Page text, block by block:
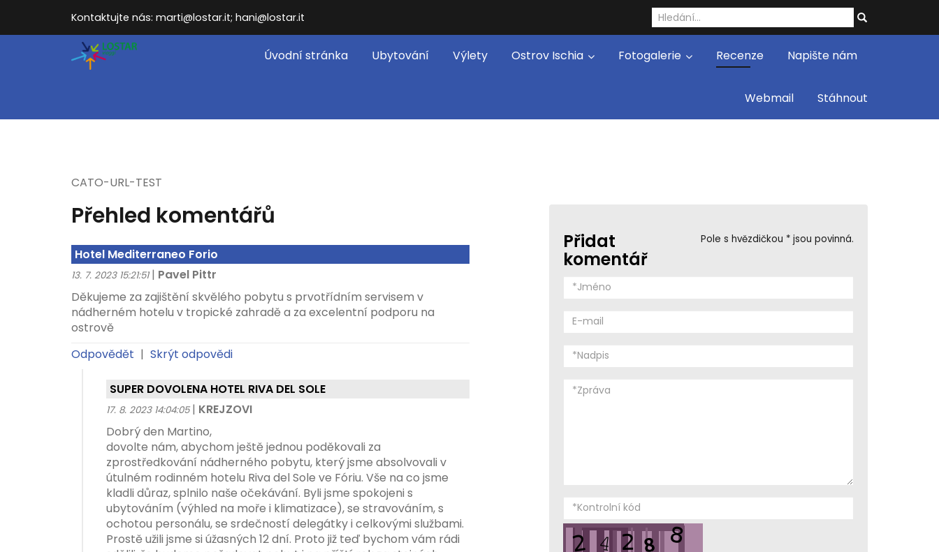
Kontaktujte nás: marti@lostar.it; hani@lostar.it
Úvodní stránka Ubytování Výlety Ostrov Ischia Fotogalerie Recenze Napište nám
Webmail Stáhnout
CATO-URL-TEST
Pole s hvězdičkou * jsou povinná.
Přidat
komentář
Přehled komentářů
Hotel Mediterraneo Forio
13. 7. 2023 15:21:51 | Pavel Pittr
Děkujeme za zajištění skvělého pobytu s prvotřídním servisem v
nádherném hotelu v tropické zahradě a za excelentní podporu na
ostrově
Odpovědět | Skrýt odpovědi
SUPER DOVOLENA HOTEL RIVA DEL SOLE
17. 8. 2023 14:04:05 | KREJZOVI
Dobrý den Martino,
dovolte nám, abychom ještě jednou poděkovali za
zprostředkování nádherného pobytu, který jsme absolvovali v
útulném rodinném hotelu Riva del Sole ve Fóriu. Vše na co jsme
kladli důraz, splnilo naše očekávání. Byli jsme spokojeni s
ubytováním (výhled na moře i klimatizace), se stravováním, s
ochotou personálu, se srdečností delegátky i celkovými službami.
Prostě užili jsme si úžasných 12 dní. Proto již teď bychom vám rádi